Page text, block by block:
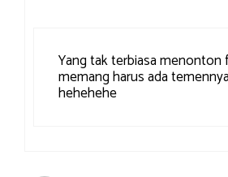
Yang tak terbiasa menonton
memang harus ada
hehehehe